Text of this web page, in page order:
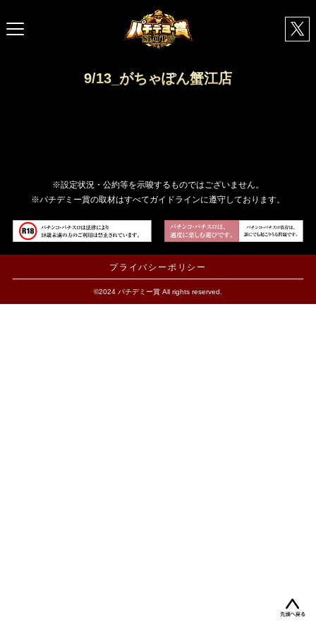
9/13_がちゃぽん蟹江店
※設定状況・公約等を示唆するものではございません。
※パチデミー賞の取材はすべてガイドラインに遵守しております。
プライバシーポリシー
©2024 パチデミー賞 All rights reserved.